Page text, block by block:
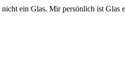
ein Glas. Mir persönlich ist Glas